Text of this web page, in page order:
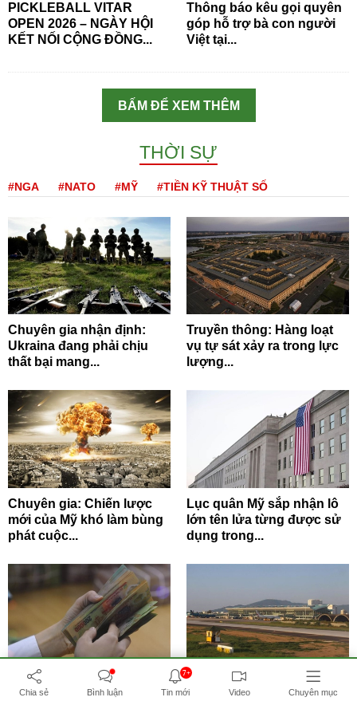
PICKLEBALL VITAR
OPEN 2026 – NGÀY HỘI
KẾT NỐI CỘNG ĐỒNG...
Thông báo kêu gọi quyên
góp hỗ trợ bà con người
Việt tại...
BẤM ĐỂ XEM THÊM
THỜI SỰ
#NGA #NATO #MỸ #TIỀN KỸ THUẬT SỐ
Chuyên gia nhận định:
Ukraina đang phải chịu
thất bại mang...
Truyền thông: Hàng loạt
vụ tự sát xảy ra trong lực
lượng...
Chuyên gia: Chiến lược
mới của Mỹ khó làm bùng
phát cuộc...
Lục quân Mỹ sắp nhận lô
lớn tên lửa từng được sử
dụng trong...
11 doanh nghiệp Việt Nam
nắm hơn 1 tỷ USD tiền mặt
3 di tích lịch sử có thể phải
di dời để làm đường nối
Chia sẻ Bình luận
7+
Tin mới Video Chuyên mục